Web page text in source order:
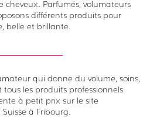
s
a
-
K
é
cheveux. Parfumés, volumateurs
différents produits pour
belle et brillante.
qui donne du volume, soins,
tous les produits professionnels
à petit prix sur le site
à Fribourg.